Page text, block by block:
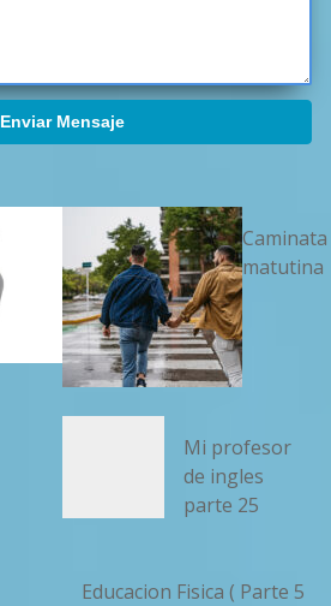
Enviar Mensaje
Caminata
matutina
Mi profesor
de ingles
parte 25
Educacion Fisica ( Parte 5